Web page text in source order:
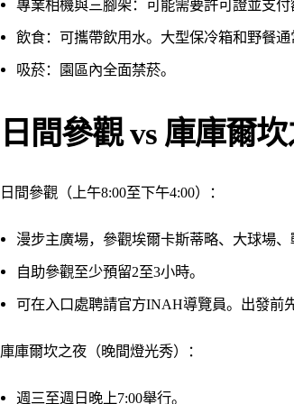
專業相機與三腳架：可能需要許可證並支
飲食：可攜帶飲用水。大型保冷箱和野餐
吸菸：園區內全面禁菸。
日間參觀 vs 庫庫爾
日間參觀（上午8:00至下午4:00）：
漫步主廣場，參觀埃爾卡斯蒂略、大球場
自助參觀至少預留2至3小時。
可在入口處聘請官方INAH導覽員。出發前
庫庫爾坎之夜（晚間燈光秀）：
週三至週日晚上7:00舉行。